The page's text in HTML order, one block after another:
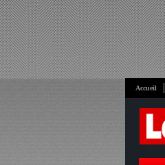
Accueil